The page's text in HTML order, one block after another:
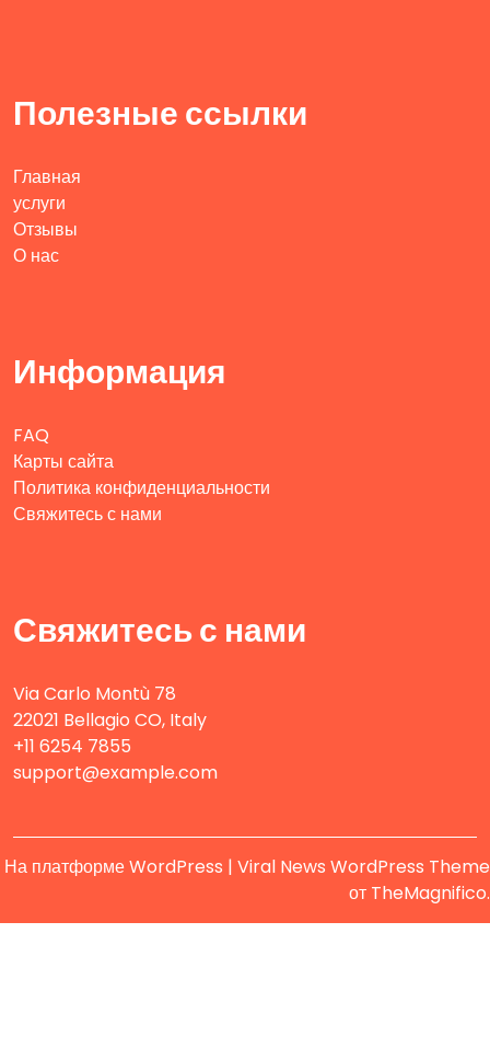
Полезные ссылки
Главная
услуги
Отзывы
О нас
Информация
FAQ
Карты сайта
Политика конфиденциальности
Свяжитесь с нами
Свяжитесь с нами
Via Carlo Montù 78
22021 Bellagio CO, Italy
+11 6254 7855
support@example.com
На платформе WordPress | Viral News WordPress Theme
от TheMagnifico.